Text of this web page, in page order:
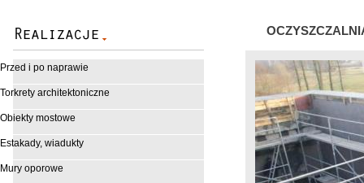
Przed i po naprawie
Torkrety architektoniczne
Obiekty mostowe
Estakady, wiadukty
Mury oporowe